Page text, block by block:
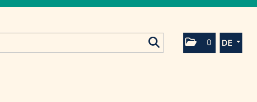
0 DE